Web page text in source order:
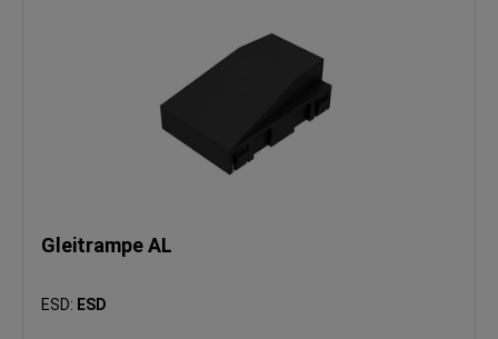
Gleitrampe AL
ESD: ESD